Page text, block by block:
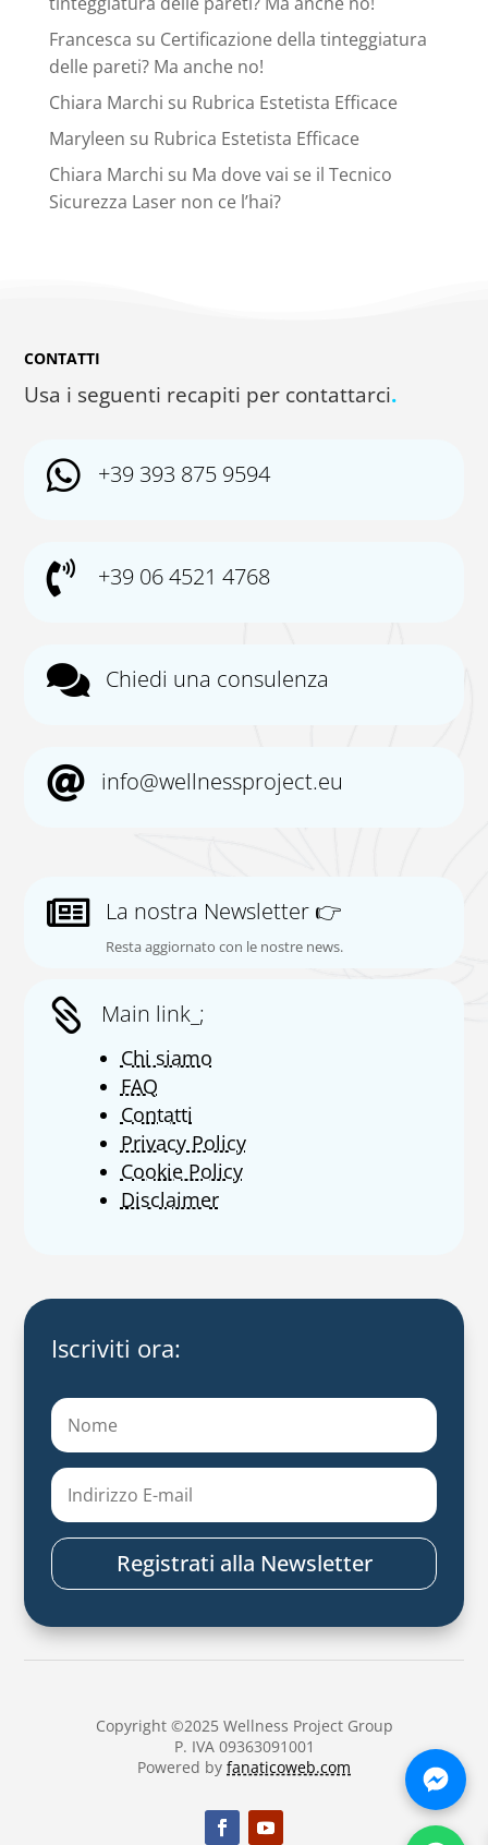
Francesca su Certificazione della tinteggiatura
delle pareti? Ma anche no!
Chiara Marchi su Rubrica Estetista Efficace
Maryleen su Rubrica Estetista Efficace
Chiara Marchi su Ma dove vai se il Tecnico
Sicurezza Laser non ce l’hai?
CONTATTI
Usa i seguenti recapiti per contattarci.
 +39 393 875 9594
 +39 06 4521 4768
 Chiedi una consulenza
 info@wellnessproject.eu
 La nostra Newsletter 👉
Resta aggiornato con le nostre news.
 Main link_;
Chi siamo
FAQ
Contatti
Privacy Policy
Cookie Policy
Disclaimer
Iscriviti ora:
Registrati alla Newsletter
Copyright ©2025 Wellness Project Group
P. IVA 09363091001
Powered by fanaticoweb.com